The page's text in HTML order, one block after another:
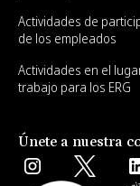
Actividades de
de los empleados
Actividades en el
trabajo para los ERG
Únete a nuestra